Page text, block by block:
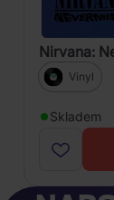
Nirvana:
Vinyl
Skladem